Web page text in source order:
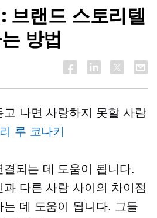
브랜드 스토리텔
방법
고 나면 사랑하지 못할 사람
루 코나키
결되는 데 도움이 됩니다.
다른 사람 사이의 차이점
는 데 도움이 됩니다. 그들